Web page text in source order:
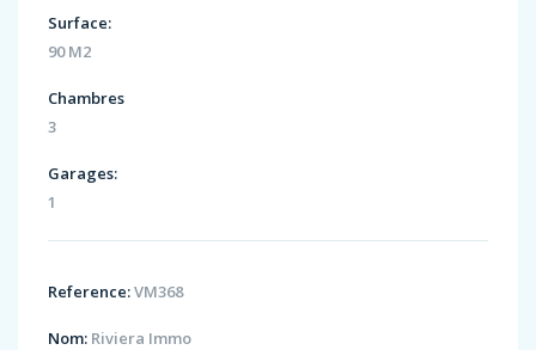
Surface:
90 M2
Chambres
3
Garages:
1
Reference:VM368
Nom: Riviera Immo